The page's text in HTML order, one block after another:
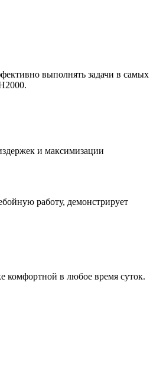
выполнять задачи в самых
и максимизации
работу, демонстрирует
комфортной в любое время суток.